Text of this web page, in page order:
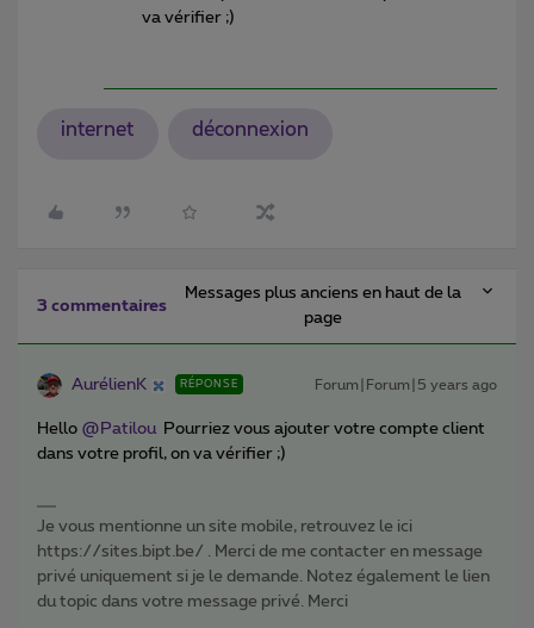
va vérifier ;)
internet déconnexion
3 commentaires
Messages plus anciens en haut de la
page
AurélienK RÉPONSE Forum|Forum|5 years ago
Hello @PatilouPourriez vous ajouter votre compte client
dans votre profil, on va vérifier ;)
Je vous mentionne un site mobile, retrouvez le ici
https://sites.bipt.be/ . Merci de me contacter en message
privé uniquement si je le demande. Notez également le lien
du topic dans votre message privé. Merci